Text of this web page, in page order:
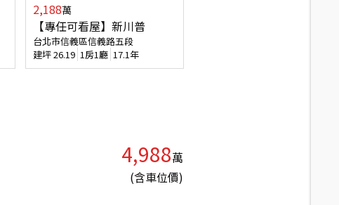
2,188萬
【專任可看屋】新川普
台北市信義區信義路五段
建坪26.19 1房1廳 17.1年
4,988萬
(含車位價)